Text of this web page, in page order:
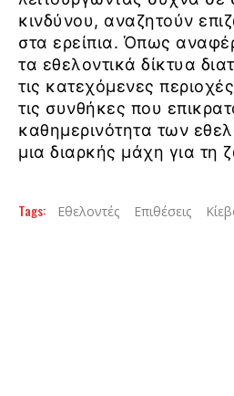
κινδύνου, αναζητούν
στα ερείπια. Όπως
τα εθελοντικά δίκτυα
τις κατεχόμενες
τις συνθήκες που
καθημερινότητα των
μια διαρκής μάχη για τη
Tags: Εθελοντές Επιθέσεις